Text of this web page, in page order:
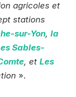
agricoles et
stations
sur-Yon, la
Sables-
, et Les
».